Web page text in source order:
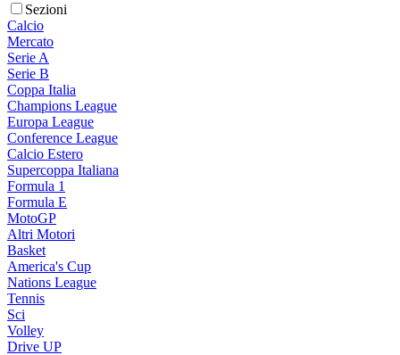
Sezioni
Calcio
Mercato
Serie A
Serie B
Coppa Italia
Champions League
Europa League
Conference League
Calcio Estero
Supercoppa Italiana
Formula 1
Formula E
MotoGP
Altri Motori
Basket
America's Cup
Nations League
Tennis
Sci
Volley
Drive UP